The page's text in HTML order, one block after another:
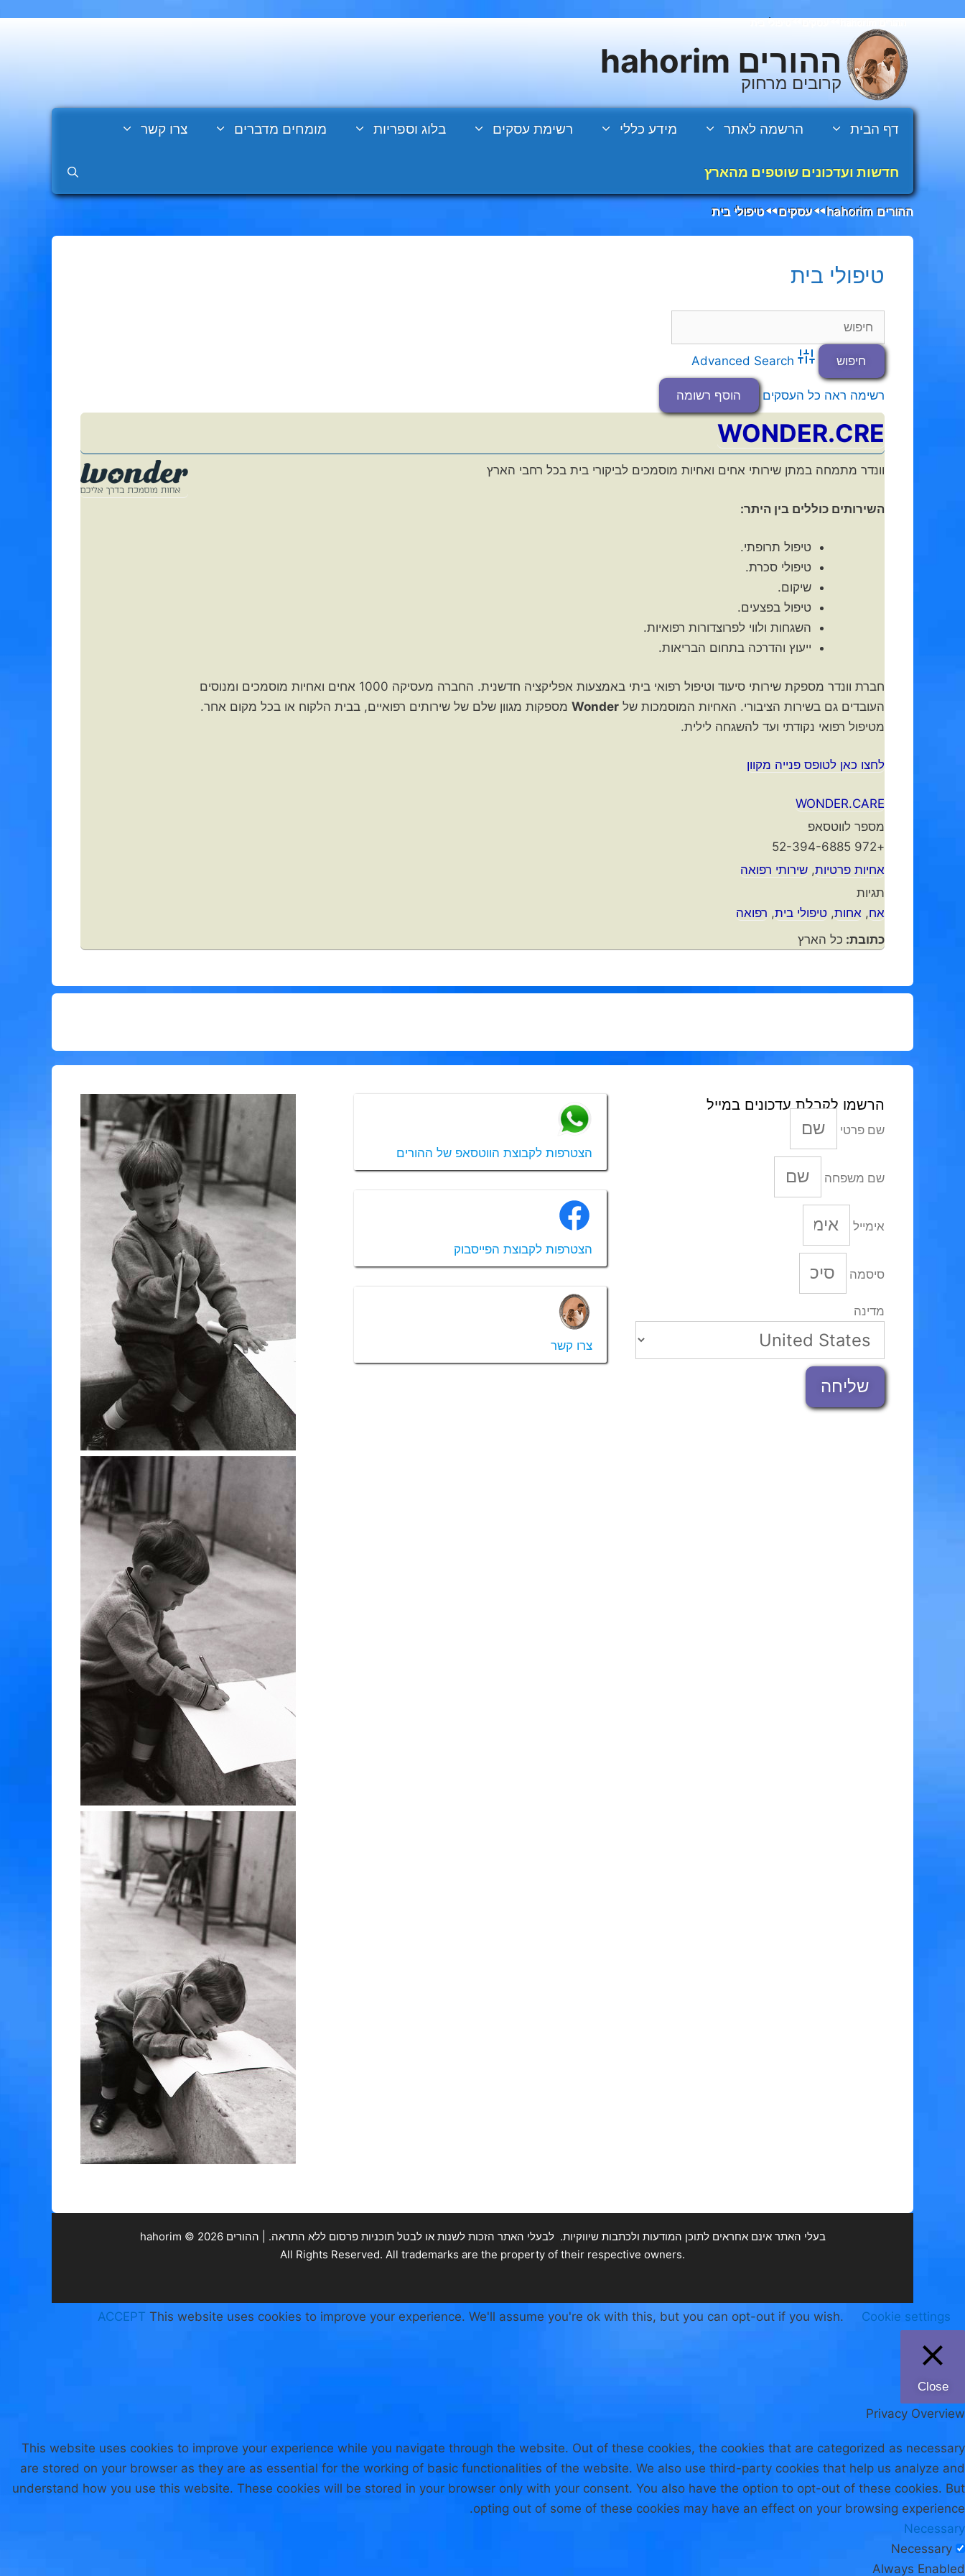
ההורים hahorim
קרובים מרחוק
דף הבית הרשמה לאתר מידע כללי רשימת עסקים בלוג וספריות מומחים מדברים צרו קשר
חדשות ועדכונים שוטפים מהארץ
ההורים hahorim ◄◄עסקים ◄◄טיפולי בית
טיפולי בית
Advanced Search
רשימה ראה כל העסקים הוסף רשומה
WONDER.CRE
וונדר מתמחה במתן שירותי אחים ואחיות מוסמכים לביקורי בית בכל רחבי הארץ
השירותים כוללים בין היתר:
טיפול תרופתי.
טיפולי סכרת.
שיקום.
טיפול בפצעים.
השגחות ולווי לפרוצדורות רפואיות.
ייעוץ והדרכה בתחום הבריאות.
חברת וונדר מספקת שירותי סיעוד וטיפול רפואי ביתי באמצעות אפליקציה חדשנית. החברה מעסיקה 1000 אחים ואחיות מוסמכים ומנוסים
העובדים גם בשירות הציבורי. האחיות המוסמכות של Wonder מספקות מגוון שלם של שירותים רפואיים, בבית הלקוח או בכל מקום אחר.
מטיפול רפואי נקודתי ועד להשגחה לילית.
לחצו כאן לטופס פנייה מקוון
WONDER.CARE
מספר לווטסאפ
+972 52-394-6885
אחיות פרטיות, שירותי רפואה
תגיות
אח, אחות, טיפולי בית, רפואה
כתובת: כל הארץ
הרשמו לקבלת עדכונים במייל
שם פרטי
שם משפחה
אימייל
סיסמה
מדינה
שליחה
הצטרפות לקבוצת הווטסאפ של ההורים
הצטרפות לקבוצת הפייסבוק
צרו קשר
בעלי האתר אינם אחראים לתוכן המודעות ולכתבות שיווקיות. לבעלי האתר הזכות לשנות או לבטל תוכניות פרסום ללא התראה. | ההורים hahorim ©2026
.All Rights Reserved. All trademarks are the property of their respective owners
This website uses cookies to improve your experience. We'll assume you're ok with this, but you can opt-out if you wish. Cookie settings
ACCEPT
Close
Privacy Overview
This website uses cookies to improve your experience while you navigate through the website. Out of these cookies, the cookies that are categorized as necessary
are stored on your browser as they are as essential for the working of basic functionalities of the website. We also use third-party cookies that help us analyze and
understand how you use this website. These cookies will be stored in your browser only with your consent. You also have the option to opt-out of these cookies. But
opting out of some of these cookies may have an effect on your browsing experience.
Necessary
Necessary
Always Enabled